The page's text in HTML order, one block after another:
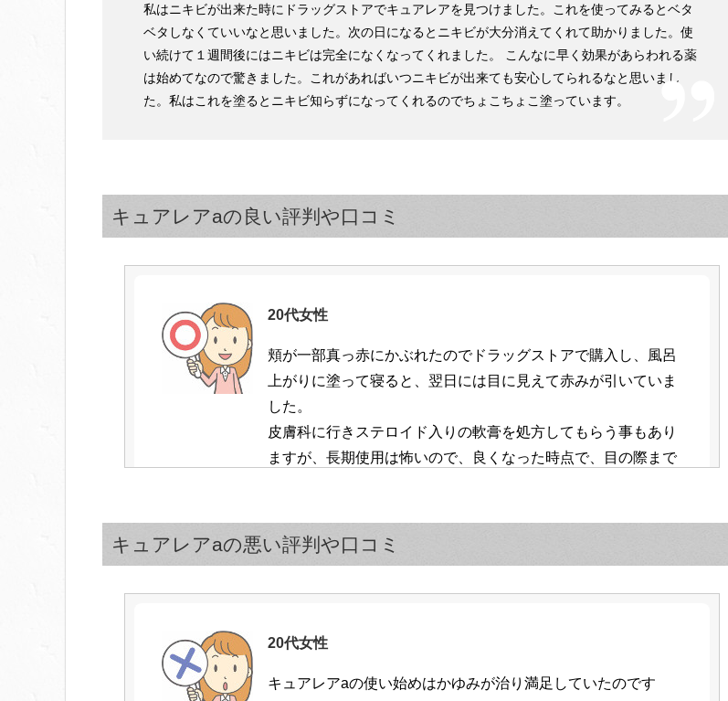
私はニキビが出来た時にドラッグストアでキュアレアを見つけました。これを使ってみるとベタ
ベタしなくていいなと思いました。次の日になるとニキビが大分消えてくれて助かりました。使
い続けて１週間後にはニキビは完全になくなってくれました。 こんなに早く効果があらわれる薬
は始めてなので驚きました。これがあればいつニキビが出来ても安心してられるなと思いまし
た。私はこれを塗るとニキビ知らずになってくれるのでちょこちょこ塗っています。
キュアレアaの良い評判や口コミ
20代女性
頬が一部真っ赤にかぶれたのでドラッグストアで購入し、風呂
上がりに塗って寝ると、翌日には目に見えて赤みが引いていま
した。
皮膚科に行きステロイド入りの軟膏を処方してもらう事もあり
ますが、長期使用は怖いので、良くなった時点で、目の際まで
です。
40代女性
非ステロイドで目の周りもOKなので、求めていた薬です。
キュアレアaの悪い評判や口コミ
20代女性
キュアレアaの使い始めはかゆみが治り満足していたのです